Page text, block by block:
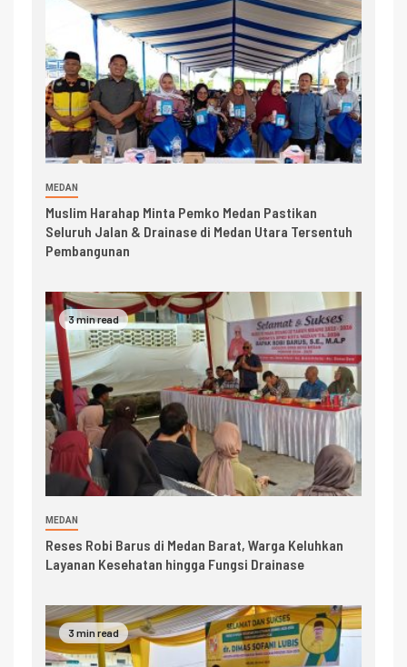
MEDAN
Muslim Harahap Minta Pemko Medan Pastikan
Seluruh Jalan & Drainase di Medan Utara Tersentuh
Pembangunan
3 min read
MEDAN
Reses Robi Barus di Medan Barat, Warga Keluhkan
Layanan Kesehatan hingga Fungsi Drainase
3 min read